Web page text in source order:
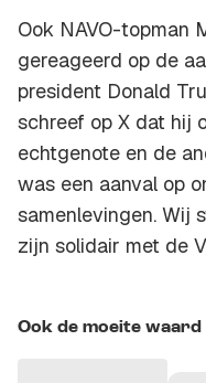
Ook NAVO-topman
gereageerd op de
president Donald
schreef op X dat hij
echtgenote en de
was een aanval op
samenlevingen. Wij
zijn solidair met de
Ook de moeite waard